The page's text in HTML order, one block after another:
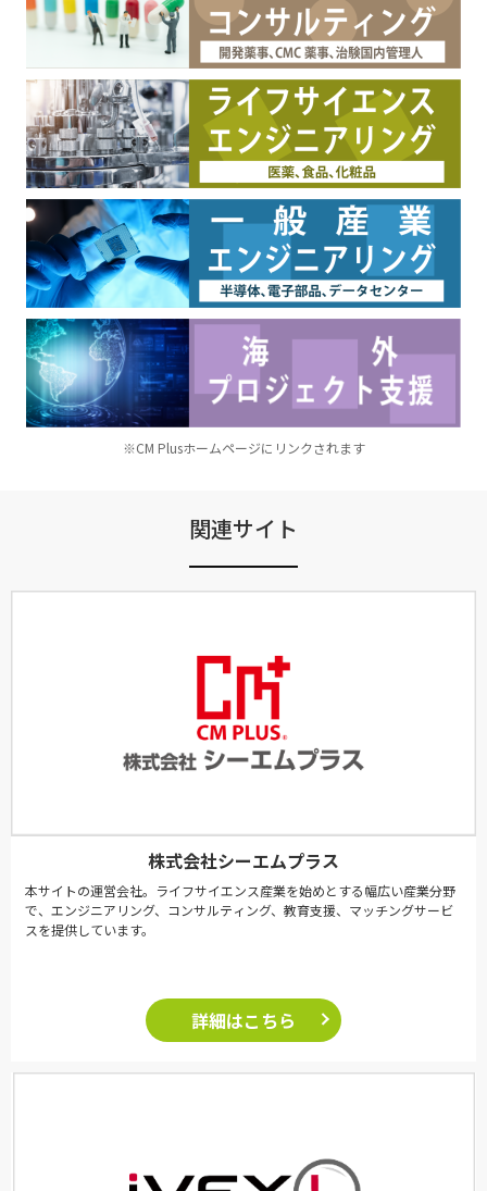
※CM Plusホームページにリンクされます
関連サイト
株式会社シーエムプラス
本サイトの運営会社。ライフサイエンス産業を始めとする幅広い産業分野
で、エンジニアリング、コンサルティング、教育支援、マッチングサービ
スを提供しています。
詳細はこちら